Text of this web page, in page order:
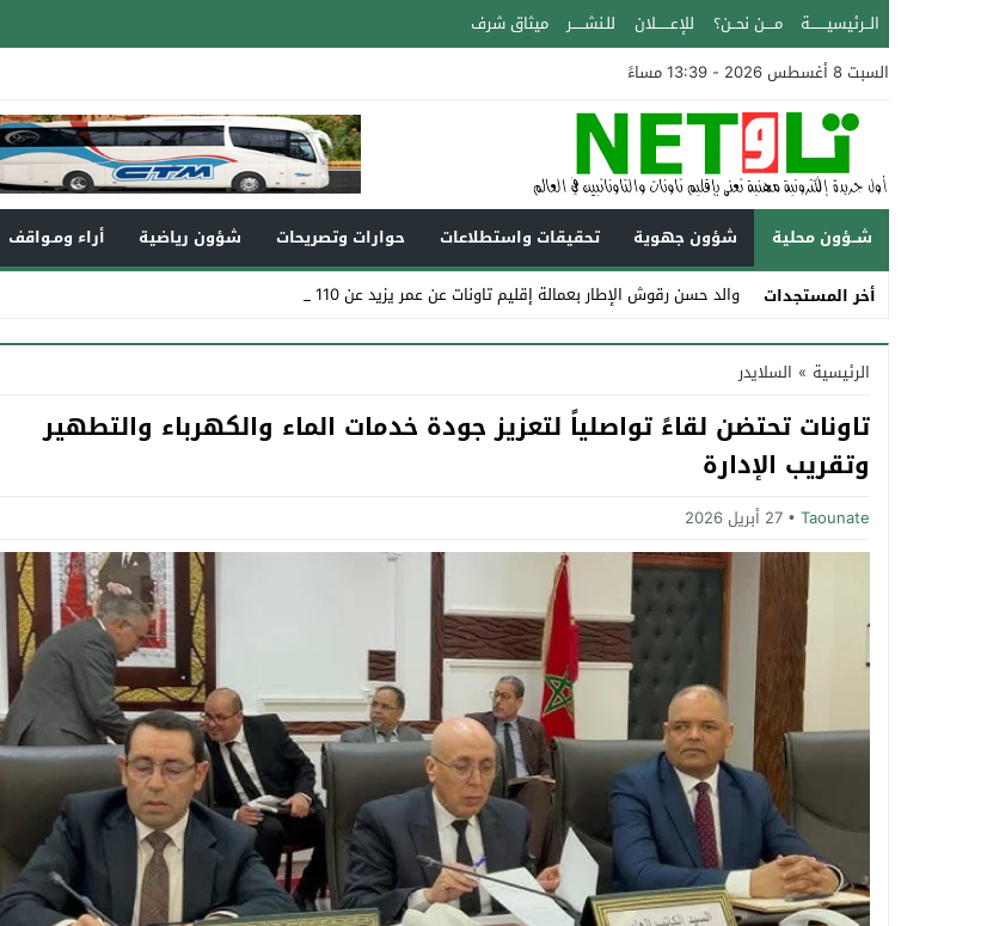
الــرئيسيـــــــة مــــن نحــن؟ للإعــــــلان للـنشـــــر ميثاق شرف
السبت 8 أغسطس 2026 - 13:39 مساءً
شــؤون محلية شؤون جهوية تحقيقات واستطلاعات حوارات وتصريحات شؤون رياضية أراء ومـواقف
أخر المستجدات
والد حسن رقوش الإطار بعمالة إقليم تاونات عن عمر يزيد عن 110سنة في ذمة الله _
Stop
Previous
Next
الرئيسية » السلايدر
تاونات تحتضن لقاءً تواصلياً لتعزيز جودة خدمات الماء والكهرباء والتطهير
وتقريب الإدارة
Taounate 27 أبريل 2026